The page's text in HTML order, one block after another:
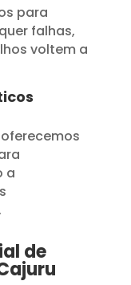
para
falhas,
voltem a
a
de